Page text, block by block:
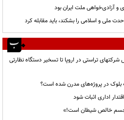
آزادی‌خواهی ملت ایران بود
ملی و اسلامی را بشکند، باید مقابله کرد
تراستی در اروپا تا تسخیر دستگاه نظارتی
بلوک در پروژه‌های مدرن شده است؟
اداری اثبات شود
خالص شیطان است!»